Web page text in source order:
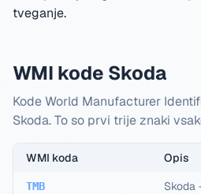
tveganje.
WMI kode Skoda
Kode World Manufacturer
Skoda. To so prvi trije znaki
WMI koda Opis
TMB Skoda